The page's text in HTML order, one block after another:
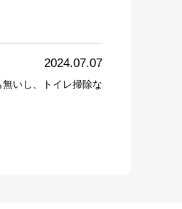
2024.07.07
いし、トイレ掃除な